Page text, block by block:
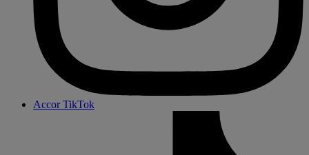
Accor TikTok